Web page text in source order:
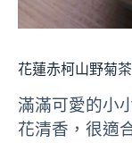
花蓮赤柯山野菊茶
滿滿可愛的小
花清香，很適